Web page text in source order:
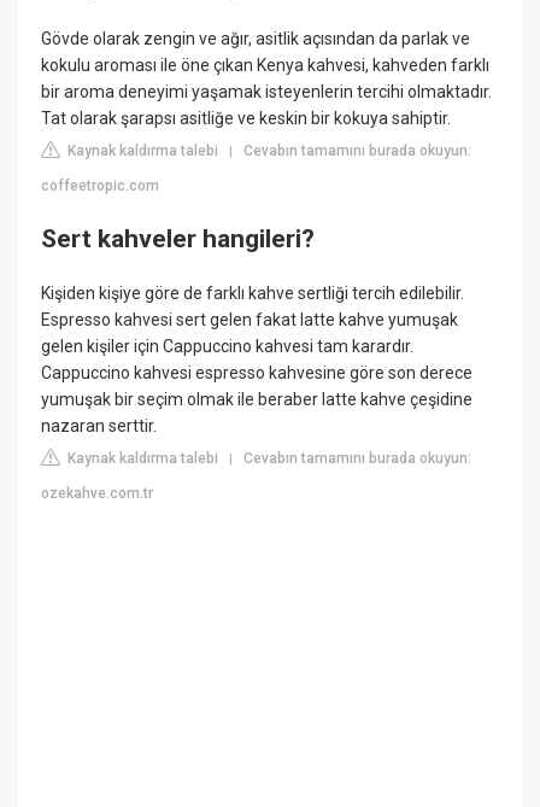
Gövde olarak zengin ve ağır, asitlik açısından da parlak ve
kokulu aroması ile öne çıkan Kenya kahvesi, kahveden farklı
bir aroma deneyimi yaşamak isteyenlerin tercihi olmaktadır.
Tat olarak şarapsı asitliğe ve keskin bir kokuya sahiptir.
Kaynak kaldırma talebi |Cevabın tamamını burada okuyun:
coffeetropic.com
Sert kahveler hangileri?
Kişiden kişiye göre de farklı kahve sertliği tercih edilebilir.
Espresso kahvesi sert gelen fakat latte kahve yumuşak
gelen kişiler için Cappuccino kahvesi tam karardır.
Cappuccino kahvesi espresso kahvesine göre son derece
yumuşak bir seçim olmak ile beraber latte kahve çeşidine
nazaran serttir.
Kaynak kaldırma talebi |Cevabın tamamını burada okuyun:
ozekahve.com.tr